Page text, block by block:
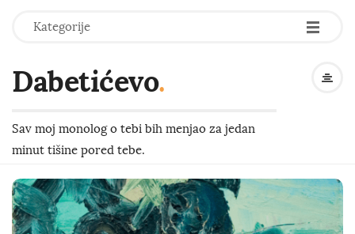
Kategorije -
-
-
Dabetićevo.
Sav moj monolog o tebi bih menjao za jedan
minut tišine pored tebe.